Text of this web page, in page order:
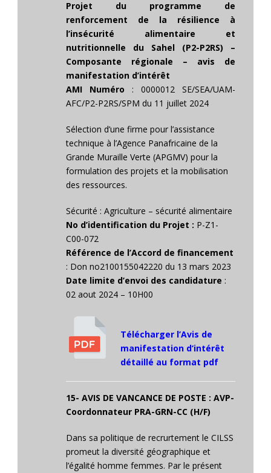
Projet du programme de
renforcement de la résilience à
l’insécurité alimentaire et
nutritionnelle du Sahel (P2-P2RS) –
Composante régionale – avis de
manifestation d’intérêt
AMI Numéro : 0000012 SE/SEA/UAM-
AFC/P2-P2RS/SPM du 11 juillet 2024
Sélection d’une firme pour l’assistance
technique à l’Agence Panafricaine de la
Grande Muraille Verte (APGMV) pour la
formulation des projets et la mobilisation
des ressources.
Sécurité : Agriculture – sécurité alimentaire
No d’identification du Projet : P-Z1-
C00-072
Référence de l’Accord de financement
: Don no2100155042220 du 13 mars 2023
Date limite d’envoi des candidature :
02 aout 2024 – 10H00
Télécharger l’Avis de
manifestation d‘intérêt
détaillé au format pdf
15- AVIS DE VANCANCE DE POSTE : AVP-
Coordonnateur PRA-GRN-CC (H/F)
Dans sa politique de recrurtement le CILSS
promeut la diversité géographique et
l’égalité homme femmes. Par le présent